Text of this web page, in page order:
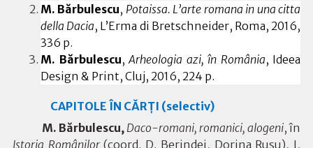
M. Bărbulescu, Potaissa. L’arte romana in una citta
della Dacia, L’Erma di Bretschneider, Roma, 2016,
336 p.
M. Bărbulescu,Arheologia azi, în România, Ideea
Design & Print, Cluj, 2016, 224 p.
CAPITOLE ÎN CĂRȚI (selectiv)
M. Bărbulescu, Daco-romani, romanici, alogeni, în
Istoria Românilor(coord. D. Berindei, Dorina Rusu), I,